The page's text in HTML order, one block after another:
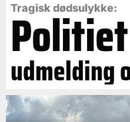
Tragisk dødsulykke:
udmelding